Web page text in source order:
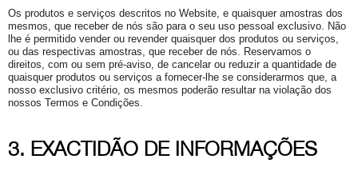
Os produtos e serviços descritos no Website, e quaisquer amostras dos
mesmos, que receber de nós são para o seu uso pessoal exclusivo. Não
lhe é permitido vender ou revender quaisquer dos produtos ou serviços,
ou das respectivas amostras, que receber de nós. Reservamos o
direitos, com ou sem pré-aviso, de cancelar ou reduzir a quantidade de
quaisquer produtos ou serviços a fornecer-lhe se considerarmos que, a
nosso exclusivo critério, os mesmos poderão resultar na violação dos
nossos Termos e Condições.
3. EXACTIDÃO DE INFORMAÇÕES